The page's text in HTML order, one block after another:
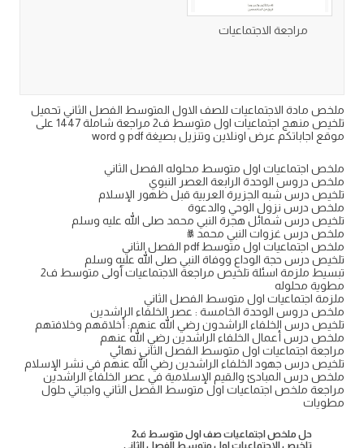
مراجعة الاجتماعيات
ملخص مادة الاجتماعيات للصف الاول المتوسط الفصل الثاني تحميل
تلخيص منهج اجتماعيات اول متوسط ف2 مراجعة شاملة 1447 على
موقع اجاباتكم عرض اونلاين وتنزيل بصيغة pdf و word
ملخص اجتماعيات اول متوسط محلوله الفصل الثاني
ملخص دروس الوحدة الرابعة العصر النبوي
تلخيص درس شبه الجزيرة العربية قبل ظهور الإسلام
ملخص درس نزول الوحي والدعوة
تلخيص درس شمائل هجرة النبي محمد صلى الله عليه وسلم
ملخص درس غزوات النبي محمد ﷺ
ملخص اجتماعيات اول متوسط pdf الفصل الثاني
تلخيص درس حجة الوداع ووفاة النبي صلى الله عليه وسلم
تبسيط ملزمة اسئلة تلخيص مراجعة الاجتماعيات أولى متوسط ف2
مطوية محلوله
ملزمة اجتماعيات اول متوسط الفصل الثاني
ملخص دروس الوحدة الخامسة : عصر الخلفاء الراشدين
تلخيص درس الخلفاء الراشدون رضي الله عنهم: أخلاقهم وخلافتهم
ملخص درس أعمال الخلفاء الراشدين رضي الله عنهم
مراجعة اجتماعيات اول متوسط الفصل الثاني نهائي
تلخيص درس جهود الخلفاء الراشدين رضي الله عنهم في نشر الإسلام
ملخص درس المبادئ والقيم الإسلامية في عصر الخلفاء الراشدين
مراجعة ملخص اجتماعيات اول متوسط الفصل الثاني واجباتي حلول
مطويات
حل ملخص اجتماعيات صف اول متوسط ف2
تلخيص الاجتماعيات اول متوسط الفصل الثاني